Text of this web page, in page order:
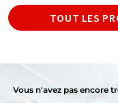
TOUT LES
Vous n'avez pas encore